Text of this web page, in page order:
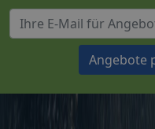
Angebote